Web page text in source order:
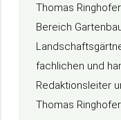
Thomas
Bereich
fachlichen und
Redaktionsleiter
Thomas